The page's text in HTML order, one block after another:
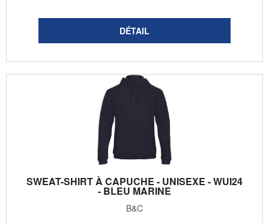
SWEAT-SHIRT À CAPUCHE - UNISEXE - WUI24
- BLEU MARINE
B&C